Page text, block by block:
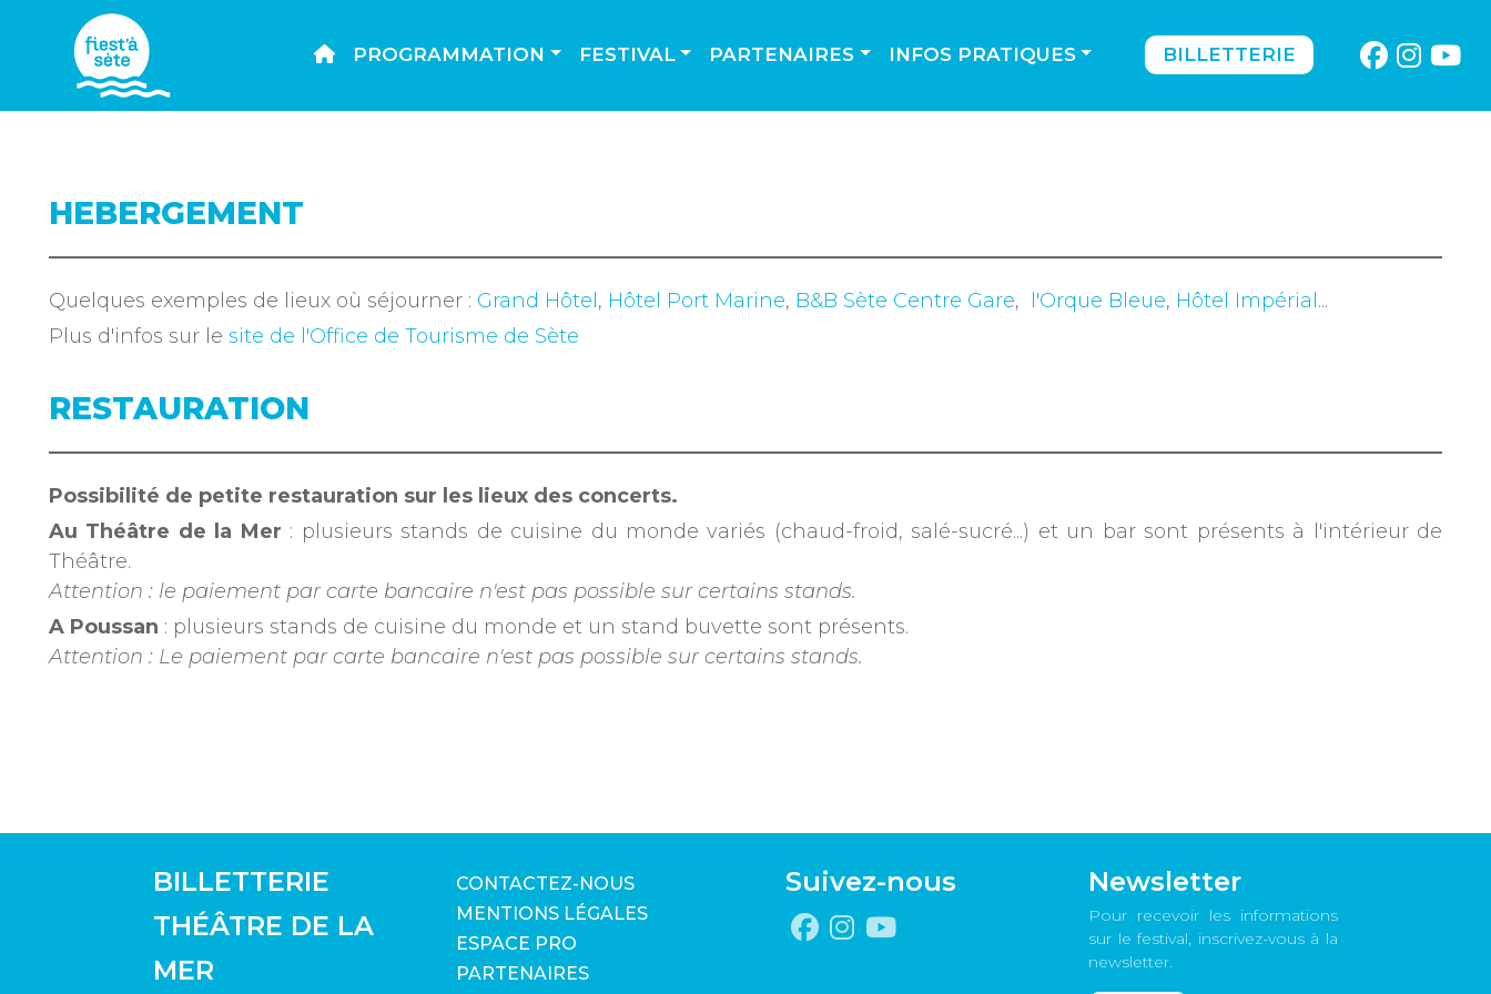
PROGRAMMATION FESTIVAL PARTENAIRES INFOS PRATIQUES BILLETTERIE
HEBERGEMENT
Quelques exemples de lieux où séjourner : Grand Hôtel , Hôtel Port Marine, B&B Sète Centre Gare, l'Orque Bleue, Hôtel Impérial ...
Plus d'infos sur le site de l'Office de Tourisme de Sète
RESTAURATION
Possibilité de petite restauration sur les lieux des concerts.
Au Théâtre de la Mer : plusieurs stands de cuisine du monde variés (chaud-froid, salé-sucré...) et un bar sont présents à l'intérieur de
Théâtre.
Attention : le paiement par carte bancaire n'est pas possible sur certains stands.
A Poussan : plusieurs stands de cuisine du monde et un stand buvette sont présents.
Attention : Le paiement par carte bancaire n'est pas possible sur certains stands.
BILLETTERIE
THÉÂTRE DE LA
MER
CONTACTEZ-NOUS
MENTIONS LÉGALES
ESPACE PRO
PARTENAIRES
Suivez-nous Newsletter
Pour recevoir les informations
sur le festival, inscrivez-vous à la
newsletter.